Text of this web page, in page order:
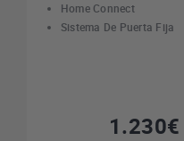
Home Connect
Sistema De Puerta Fija
1.230€